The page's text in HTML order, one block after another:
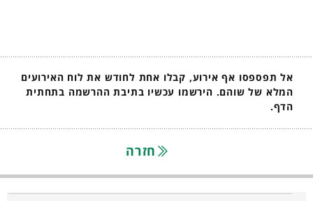
אל תפספסו אף אירוע, קבלו אחת לחודש את לוח האירועים
המלא של שוהם. הירשמו עכשיו בתיבת ההרשמה בתחתית
הדף.
חזרה